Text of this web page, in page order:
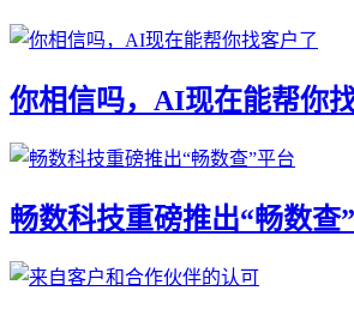
你相信吗，AI现在能帮你
畅数科技重磅推出“畅数查